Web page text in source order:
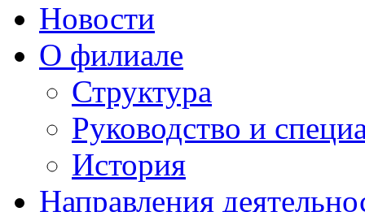
Новости
О филиале
Структура
Руководство и
История
Направления